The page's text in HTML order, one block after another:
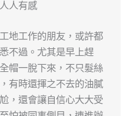
人有感
地工作的朋友，或許都
不過。尤其是早上趕
帽一脫下來，不只髮絲
有時還揮之不去的油膩
，還會讓自信心大大受